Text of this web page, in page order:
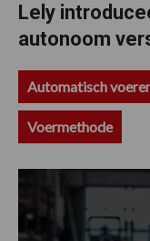
Lely
autonoom
Automatisch
Voermethode